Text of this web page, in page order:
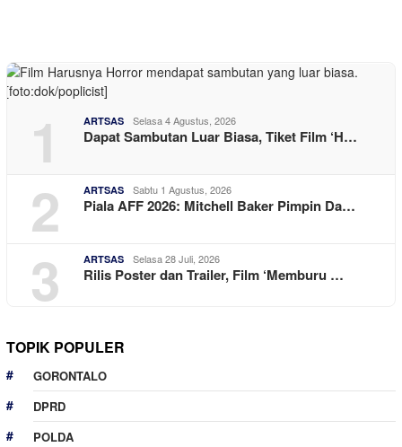
1 ARTSAS Selasa 4 Agustus, 2026
Dapat Sambutan Luar Biasa, Tiket Film ‘H…
2 ARTSAS Sabtu 1 Agustus, 2026
Piala AFF 2026: Mitchell Baker Pimpin Da…
3 ARTSAS Selasa 28 Juli, 2026
Rilis Poster dan Trailer, Film ‘Memburu …
TOPIK POPULER
GORONTALO
DPRD
POLDA